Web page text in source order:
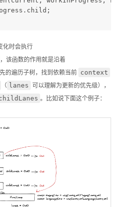
化时会执行
，该函数的作用就是沿着
的遍历子树，找到依赖当前 context
（ lanes 可以理解为更新的优先级），
。比如说下面这个例子：